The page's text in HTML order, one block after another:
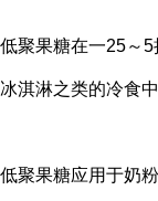
低聚果糖在一25～
冰淇淋之类的冷食中
低聚果糖应用于奶粉